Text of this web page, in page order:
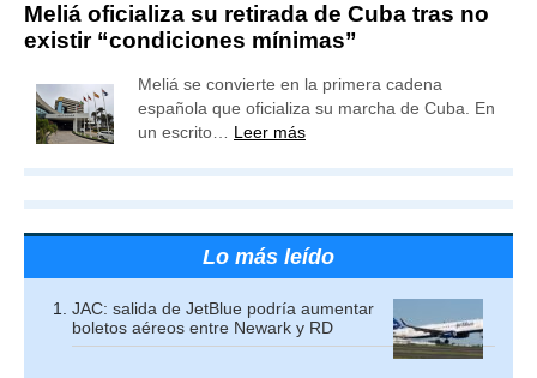
Meliá oficializa su retirada de Cuba tras no
existir “condiciones mínimas”
Meliá se convierte en la primera cadena
española que oficializa su marcha de Cuba. En
un escrito… Leer más
Lo más leído
JAC: salida de JetBlue podría aumentar
boletos aéreos entre Newark y RD